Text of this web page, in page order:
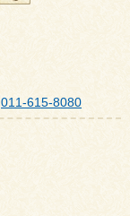
011-615-8080